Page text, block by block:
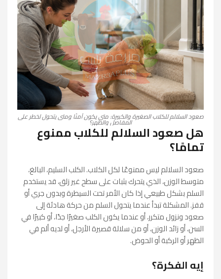
صعود السلالم للكلاب الصغيرة والكبيرة: متى يكون آمنًا ومتى يتحول لخطر على
المفاصل والظهر؟
هل صعود السلالم للكلاب ممنوع
تمامًا؟
صعود السلالم ليس ممنوعًا لكل الكلاب. الكلب السليم، البالغ،
متوسط الوزن، الذي يتحرك بثبات على سطح غير زلق، قد يستخدم
السلم بشكل طبيعي إذا كان الأمر تحت السيطرة وبدون جري أو
قفز. المشكلة تبدأ عندما يتحول السلم من حركة هادئة إلى
صعود ونزول متكرر، أو عندما يكون الكلب صغيرًا جدًا، أو كبيرًا في
السن، أو زائد الوزن، أو من سلالة قصيرة الأرجل، أو لديه ألم في
الظهر أو الركبة أو الحوض.
إيه الفكرة؟